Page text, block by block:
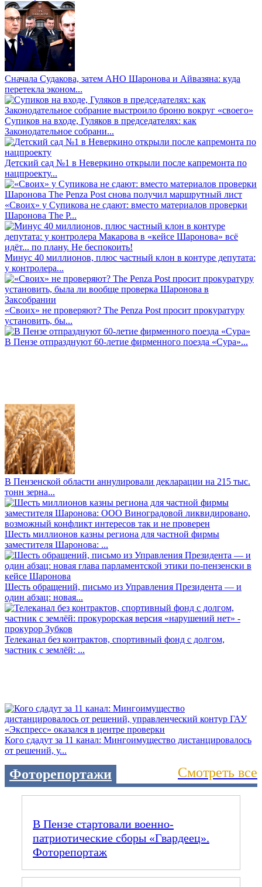
Сначала Судакова, затем АНО Шаронова и Айвазяна: куда
перетекла эконом...
Супиков на входе, Гуляков в председателях: как
Законодательное собрани...
Детский сад №1 в Неверкино открыли после капремонта по
нацпроекту...
«Своих» у Супикова не сдают: вместо материалов проверки
Шаронова The P...
Минус 40 миллионов, плюс частный клон в контуре депутата:
у контролера...
«Своих» не проверяют? The Penza Post просит прокуратуру
установить, бы...
В Пензе отпразднуют 60-летие фирменного поезда «Сура»...
В Пензенской области аннулировали декларации на 215 тыс.
тонн зерна...
Шесть миллионов казны региона для частной фирмы
заместителя Шаронова: ...
Шесть обращений, письмо из Управления Президента — и
один абзац: новая...
Телеканал без контрактов, спортивный фонд с долгом,
частник с землёй: ...
Кого сдадут за 11 канал: Мингоимущество дистанцировалось
от решений, у...
Фоторепортажи Смотреть все
В Пензе стартовали военно-
патриотические сборы «Гвардеец».
Фоторепортаж